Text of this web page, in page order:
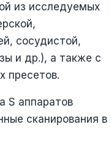
из исследуемых
сосудистой,
и др.), а также с
пресетов.
S аппаратов
сканирования в